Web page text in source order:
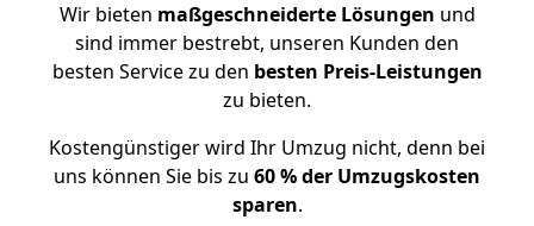
Wir bieten maßgeschneiderte Lösungen und
sind immer bestrebt, unseren Kunden den
besten Service zu den besten Preis-Leistungen
zu bieten.
Kostengünstiger wird Ihr Umzug nicht, denn bei
uns können Sie bis zu 60 % der Umzugskosten
sparen.